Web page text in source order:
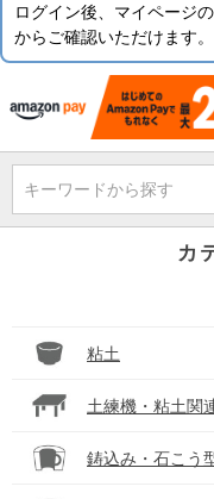
ログイン後、マイページ
からご確認いただけます。
キーワードから探す
カ
粘土
土練機・粘土関
鋳込み・石こう